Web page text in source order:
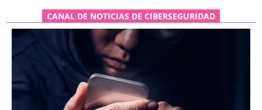
CANAL DE NOTICIAS DE CIBERSEGURIDAD